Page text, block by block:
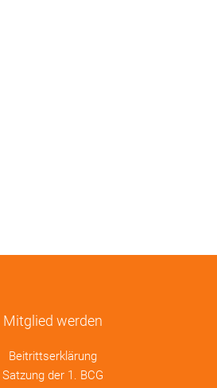
Mitglied werden
Beitrittserklärung
Satzung der 1. BCG